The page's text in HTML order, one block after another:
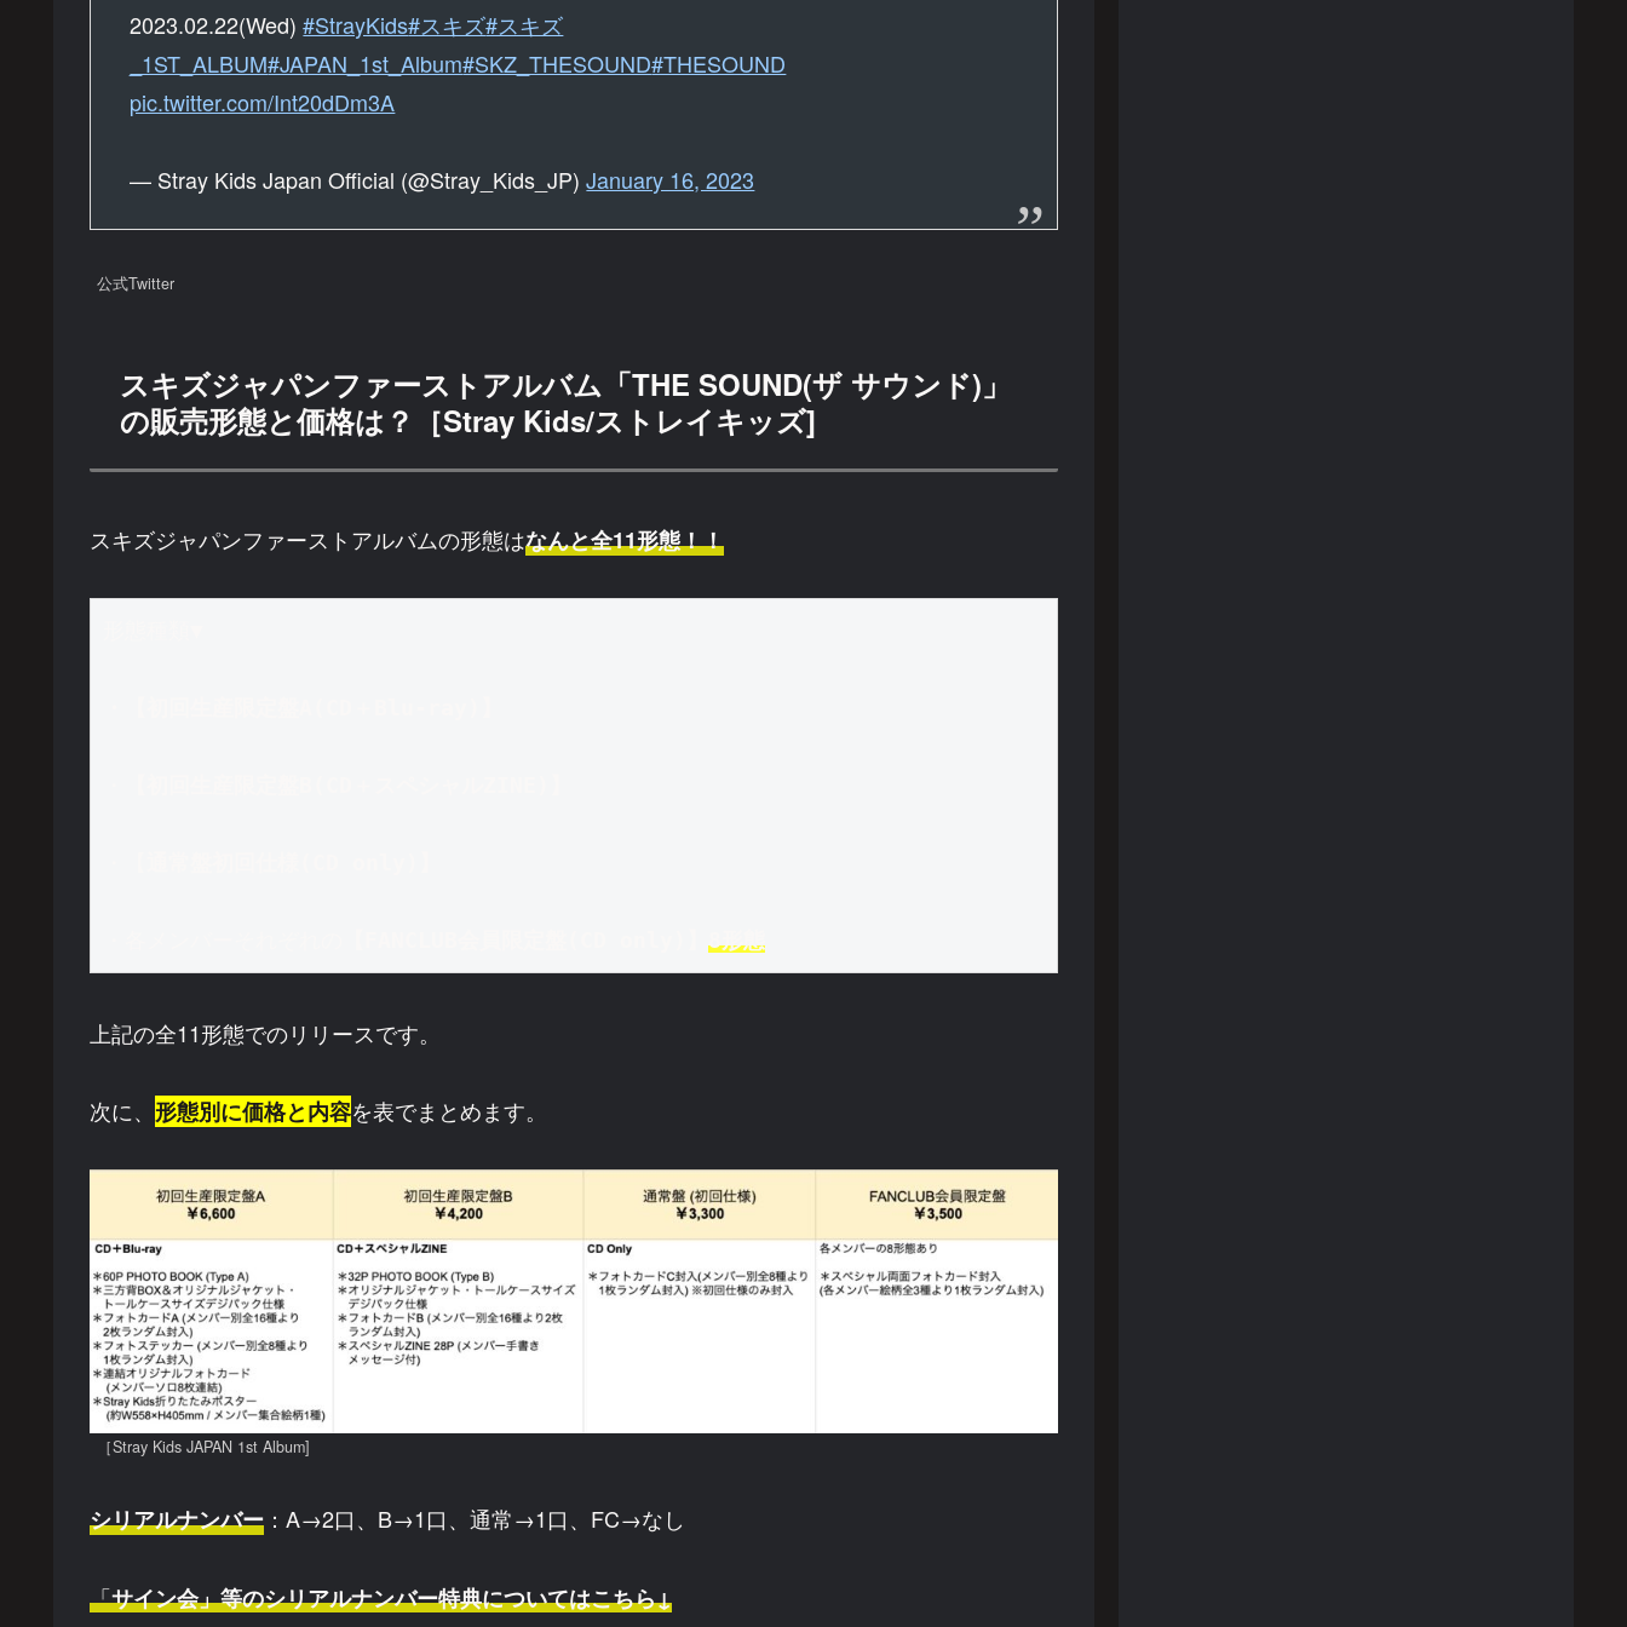
2023.02.22(Wed)#StrayKids#スキズ#スキズ
_1ST_ALBUM#JAPAN_1st_Album#SKZ_THESOUND#THESOUND
pic.twitter.com/Int20dDm3A
— Stray Kids Japan Official (@Stray_Kids_JP)January 16, 2023
公式Twitter
スキズジャパンファーストアルバム「THE SOUND(ザ サウンド)」
の販売形態と価格は？［Stray Kids/ストレイキッズ]
スキズジャパンファーストアルバムの形態はなんと全11形態！！
8形態
上記の全11形態でのリリースです。
次に、 形態別に価格と内容を表でまとめます。
［Stray Kids JAPAN 1st Album]
シリアルナンバー ：A→2口、B→1口、通常→1口、FC→なし
「サイン会」等のシリアルナンバー特典についてはこちら↓